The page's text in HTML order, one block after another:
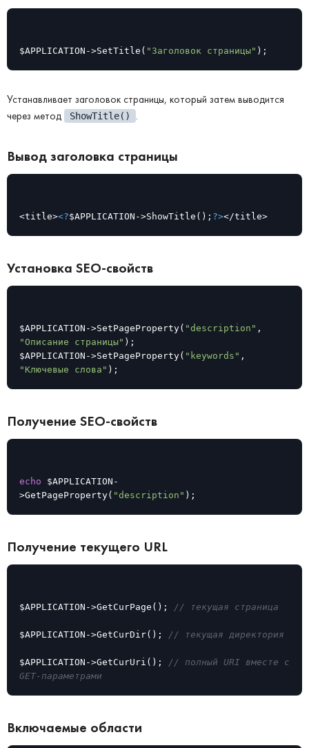
$APPLICATION->SetTitle( "Заголовок страницы" );
Устанавливает заголовок страницы, который затем выводится
через метод
ShowTitle() .
Вывод заголовка страницы
<title><?$APPLICATION->ShowTitle(); ?></title>
Установка SEO-свойств
$APPLICATION->SetPageProperty( "description"
"Описание страницы" );
$APPLICATION->SetPageProperty( "keywords"
"Ключевые слова" );
Получение SEO-свойств
echo $APPLICATION-
>GetPageProperty( "description" );
Получение текущего URL
$APPLICATION->GetCurPage(); // текущая страница
$APPLICATION->GetCurDir(); // текущая директория
$APPLICATION->GetCurUri(); // полный URI вместе с
GET-параметрами
Включаемые области